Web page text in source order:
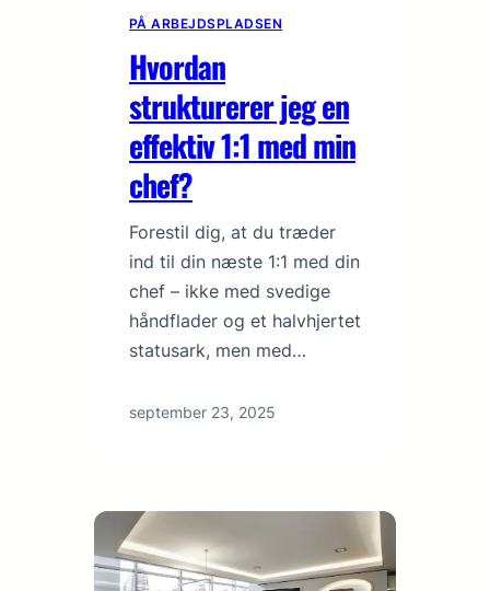
PÅ ARBEJDSPLADSEN
Hvordan
strukturerer jeg en
effektiv 1:1 med min
chef?
Forestil dig, at du træder
ind til din næste 1:1 med din
chef – ikke med svedige
håndflader og et halvhjertet
statusark, men med…
september 23, 2025